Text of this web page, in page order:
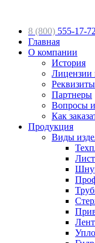
8 (800) 555-17-72
Главная
О компании
История
Лицензии
Реквизиты
Партнеры
Вопросы
Как
Продукция
Виды
Лист